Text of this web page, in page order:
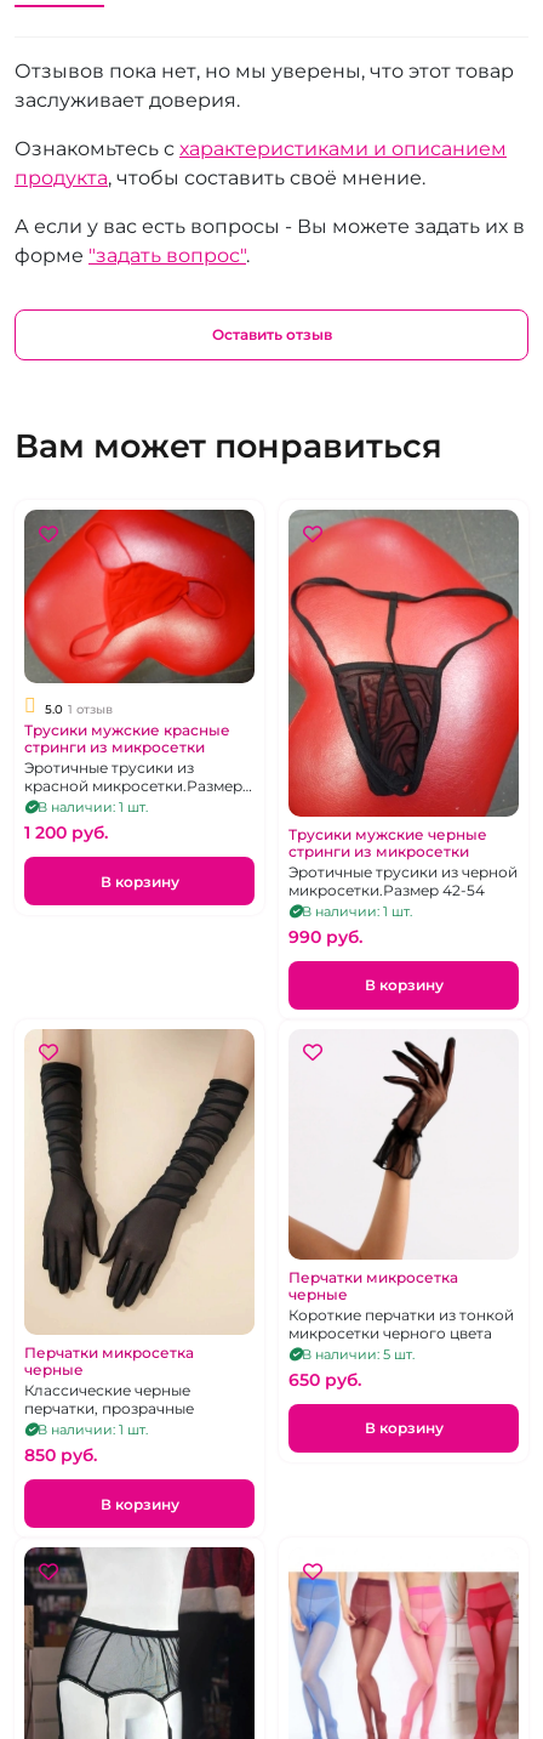
Отзывов пока нет, но мы уверены, что этот товар
заслуживает доверия.
Ознакомьтесь с характеристиками и описанием
продукта, чтобы составить своё мнение.
А если у вас есть вопросы - Вы можете задать их в
форме "задать вопрос".
Оставить отзыв
Вам может понравиться
5.0 1 отзыв
Трусики мужские красные
стринги из микросетки
Эротичные трусики из
красной микросетки.Размер
42-54
В наличии: 1 шт.
1 200 pуб.
В корзину
Трусики мужские черные
стринги из микросетки
Эротичные трусики из черной
микросетки.Размер 42-54
В наличии: 1 шт.
990 pуб.
В корзину
Перчатки микросетка
черные
Классические черные
перчатки, прозрачные
В наличии: 1 шт.
850 pуб.
В корзину
Перчатки микросетка
черные
Короткие перчатки из тонкой
микросетки черного цвета
В наличии: 5 шт.
650 pуб.
В корзину